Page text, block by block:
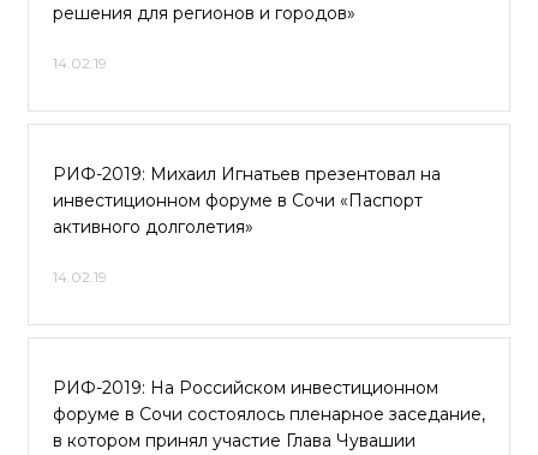
решения для регионов и городов»
14.02.19
РИФ-2019: Михаил Игнатьев презентовал на
инвестиционном форуме в Сочи «Паспорт
активного долголетия»
14.02.19
РИФ-2019: На Российском инвестиционном
форуме в Сочи состоялось пленарное заседание,
в котором принял участие Глава Чувашии